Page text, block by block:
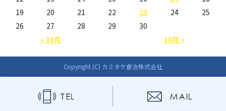
« 10月 10月 »
19
20 21 22 23 24
25
26
27 28 29 30
Copyright (C) カミタケ倉治株式会社